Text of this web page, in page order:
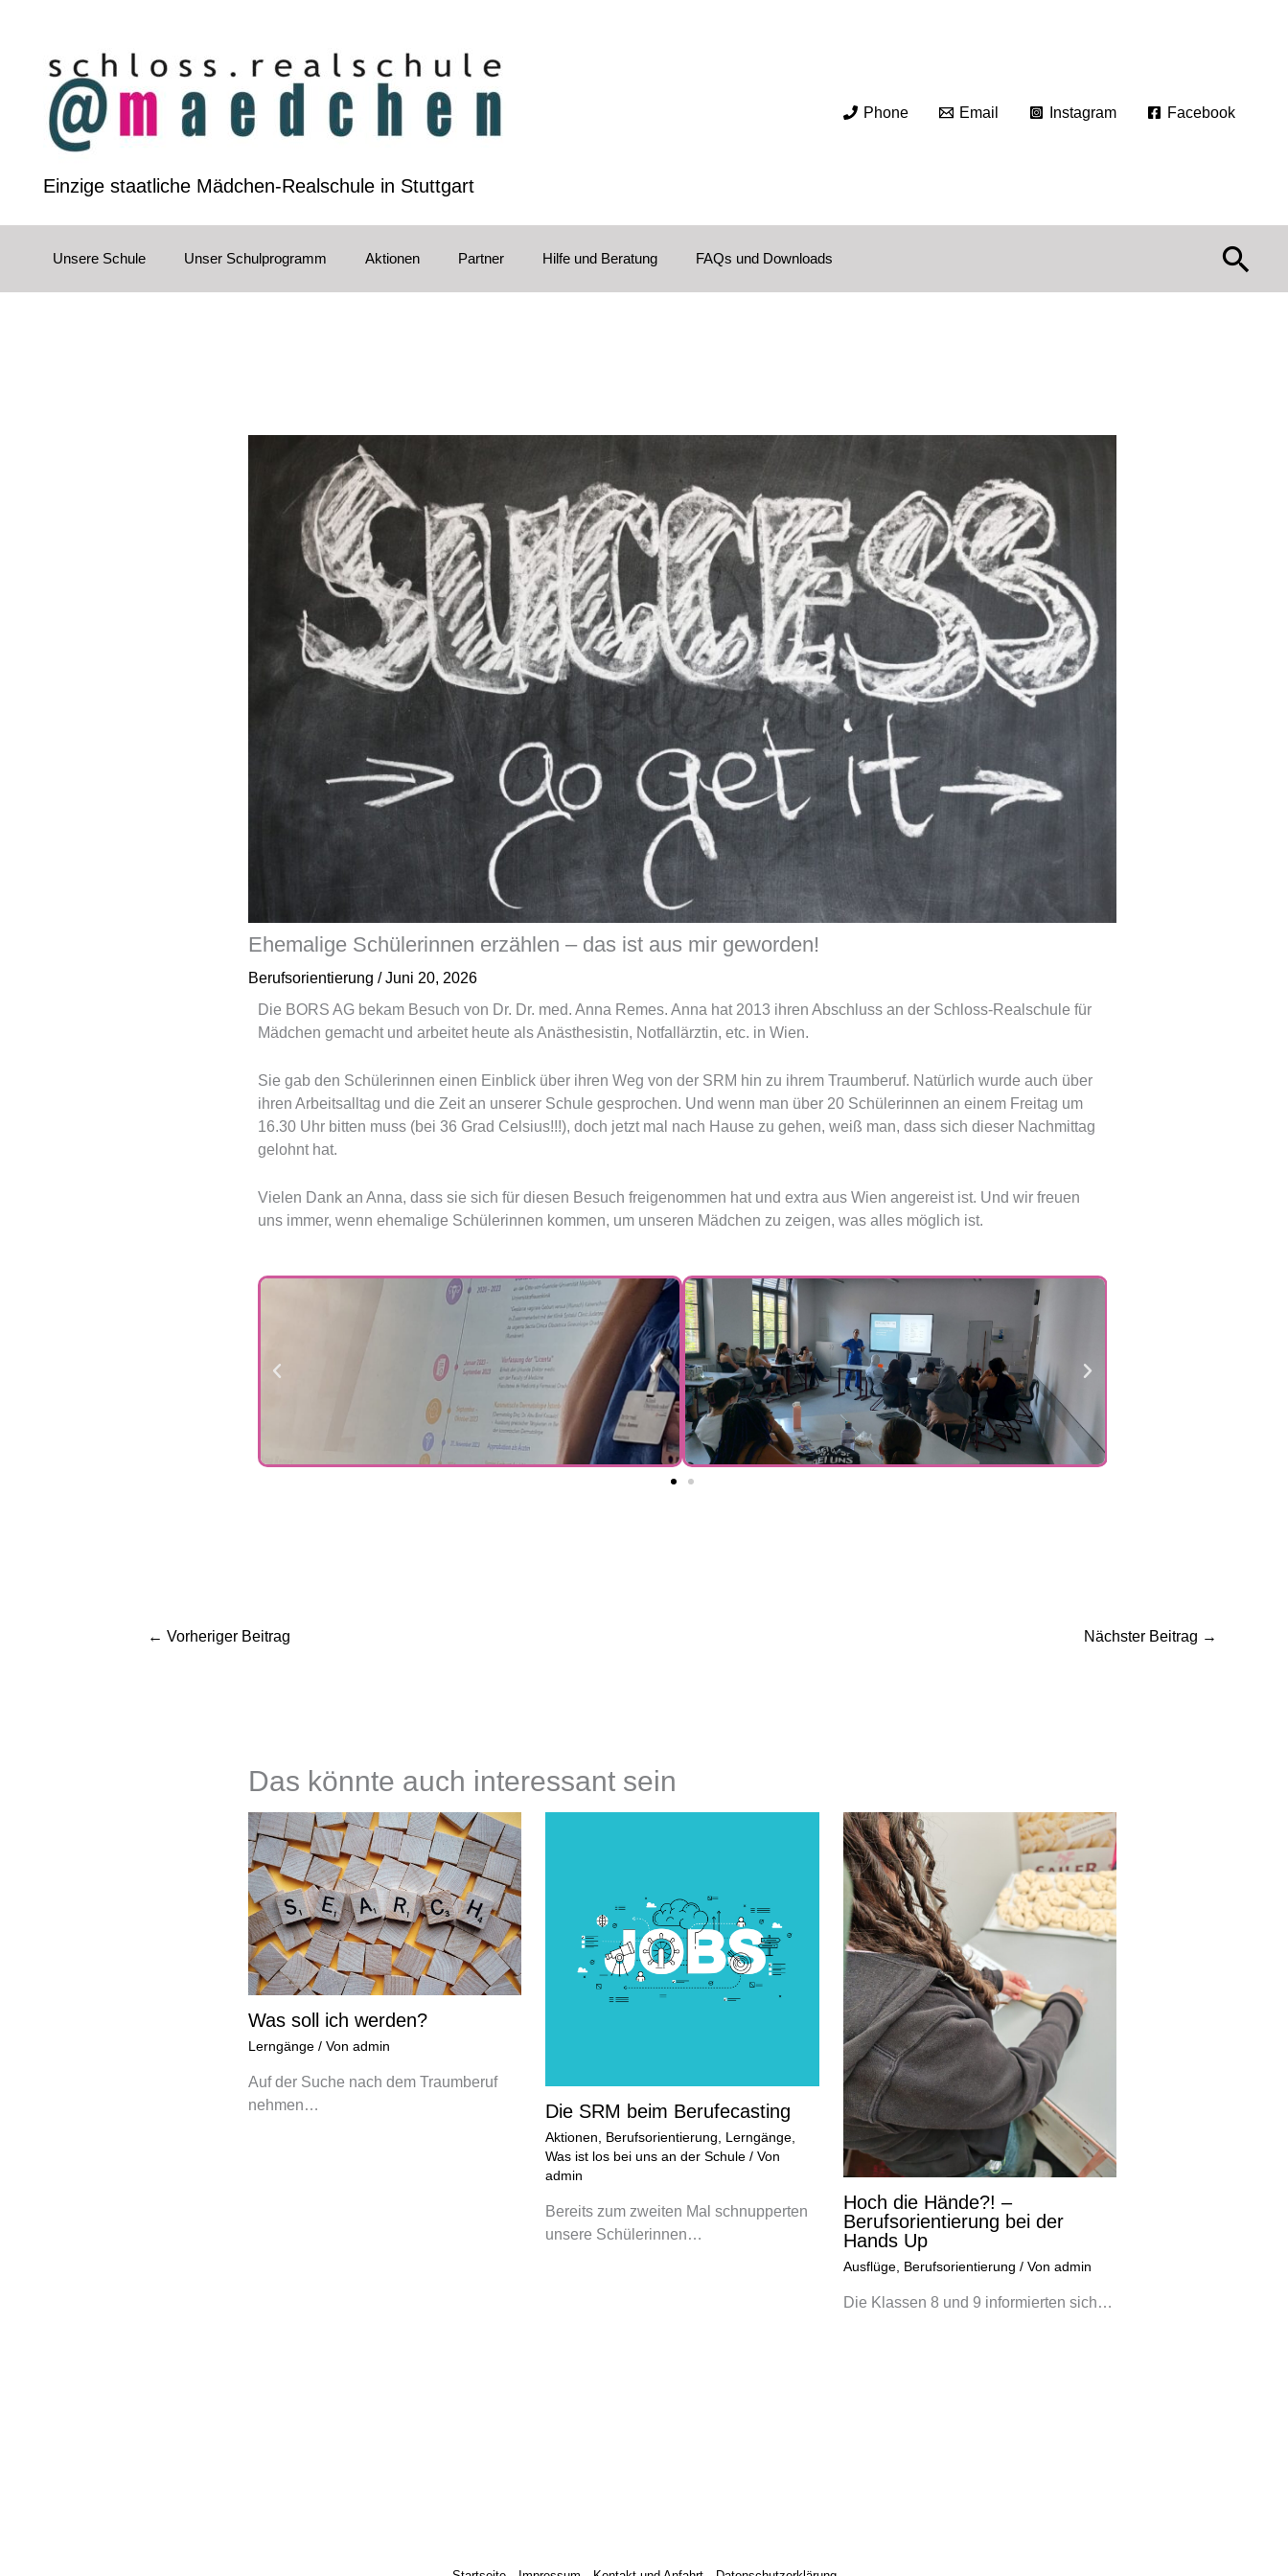
springen
Einzige staatliche Mädchen-Realschule in Stuttgart
Phone Email Instagram Facebook
Unsere Schule Unser Schulprogramm Aktionen Partner Hilfe und Beratung FAQs und Downloads
Ehemalige Schülerinnen erzählen – das ist aus mir geworden!
Berufsorientierung / Juni 20, 2026
Die BORS AG bekam Besuch von Dr. Dr. med. Anna Remes. Anna hat 2013 ihren Abschluss an der Schloss-Realschule für
Mädchen gemacht und arbeitet heute als Anästhesistin, Notfallärztin, etc. in Wien.
Sie gab den Schülerinnen einen Einblick über ihren Weg von der SRM hin zu ihrem Traumberuf. Natürlich wurde auch über
ihren Arbeitsalltag und die Zeit an unserer Schule gesprochen. Und wenn man über 20 Schülerinnen an einem Freitag um
16.30 Uhr bitten muss (bei 36 Grad Celsius!!!), doch jetzt mal nach Hause zu gehen, weiß man, dass sich dieser Nachmittag
gelohnt hat.
Vielen Dank an Anna, dass sie sich für diesen Besuch freigenommen hat und extra aus Wien angereist ist. Und wir freuen
uns immer, wenn ehemalige Schülerinnen kommen, um unseren Mädchen zu zeigen, was alles möglich ist.
← Vorheriger Beitrag Nächster Beitrag →
Das könnte auch interessant sein
Was soll ich werden?
Lerngänge/ Von admin
Auf der Suche nach dem Traumberuf
nehmen…
Die SRM beim Berufecasting
Aktionen Berufsorientierung Lerngänge
Was ist los bei uns an der Schule / Von
admin
Bereits zum zweiten Mal schnupperten
unsere Schülerinnen…
Hoch die Hände?! –
Berufsorientierung bei der
Hands Up
Ausflüge, Berufsorientierung / Von admin
Die Klassen 8 und 9 informierten sich…